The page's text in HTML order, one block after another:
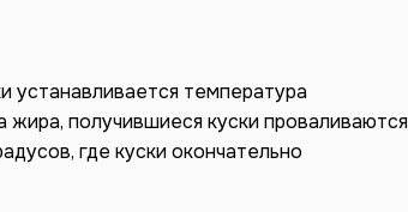
устанавливается температура
жира, получившиеся куски проваливаются
где куски окончательно